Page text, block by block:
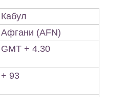
Кабул
Афгани (AFN)
GMT + 4.30
+ 93